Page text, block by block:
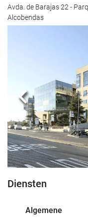
Avda. de Barajas 22 -
Alcobendas
Vorige
Diensten
Algemene